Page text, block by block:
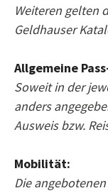
Weiteren gelten
Geldhauser
Allgemeine
Soweit in der
anders
Ausweis bzw.
Mobilität:
Die